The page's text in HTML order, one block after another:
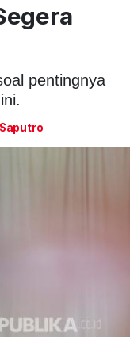
pentingnya